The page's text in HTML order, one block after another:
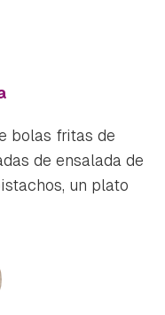
bolas fritas de
de ensalada de
un plato